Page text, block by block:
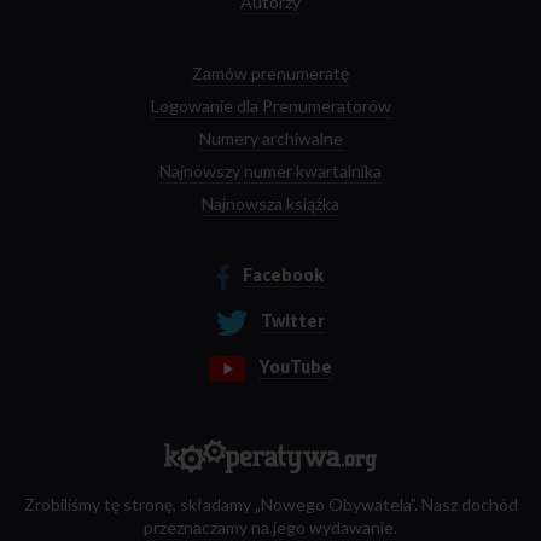
Zamów prenumeratę
Logowanie dla Prenumeratorów
Numery archiwalne
Najnowszy numer kwartalnika
Najnowsza książka
Facebook
Twitter
YouTube
Zrobiliśmy tę stronę, składamy „Nowego Obywatela”. Nasz dochód
przeznaczamy na jego wydawanie.